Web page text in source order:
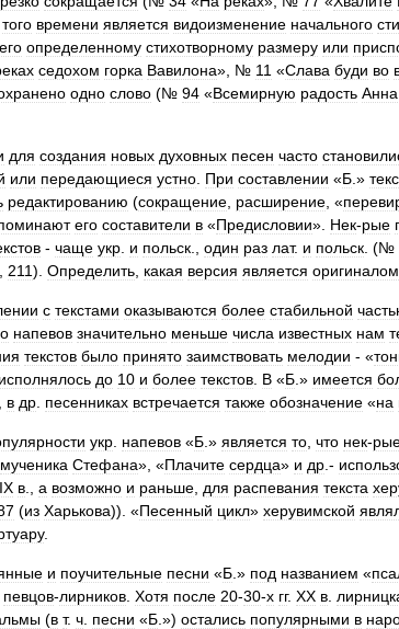
того времени является видоизменение начального
его определенному стихотворному размеру или
седохом горка Вавилона», № 11 «Слава буди во
одно слово (№ 94 «Всемирную радость Анна
для создания новых духовных песен часто
или передающиеся устно При составлении «Б .»
редактированию (сокращение расширение , «
его составители в «Предисловии». Нек-рые
- чаще укр и польск один раз лат. и польск . (№
211). Определить какая версия является оригиналом
с текстами оказываются более стабильной
напевов значительно меньше числа известных нам
текстов было принято заимствовать мелодии - «
исполнялось до 10 и более текстов В «Б .» имеется
в др песенниках встречается также обозначение «на
укр напевов «Б .» является то что нек-
мученика Стефана», «Плачите сердца» и др .-
в а возможно и раньше для распевания текста
(из Харькова)). «Песенный цикл» херувимской
.
и поучительные песни «Б .» под названием «
певцов-лирников Хотя после 20-30-х гг. XX в
(в т. ч песни «Б .») остались популярными в